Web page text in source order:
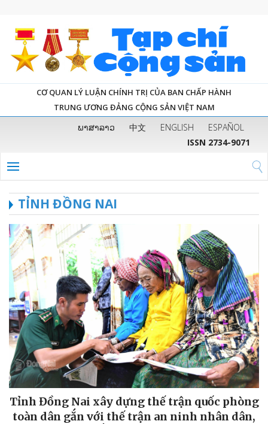
CƠ QUAN LÝ LUẬN CHÍNH TRỊ CỦA BAN CHẤP HÀNH
TRUNG ƯƠNG ĐẢNG CỘNG SẢN VIỆT NAM
ພາສາລາວ 中文 ENGLISH
ESPAÑOL
ISSN 2734-9071
TỈNH ĐỒNG NAI
Tỉnh Đồng Nai xây dựng thế trận quốc phòng
toàn dân gắn với thế trận an ninh nhân dân,